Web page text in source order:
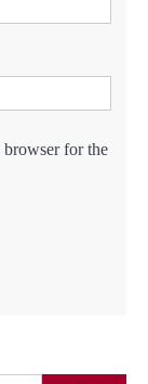
browser for the